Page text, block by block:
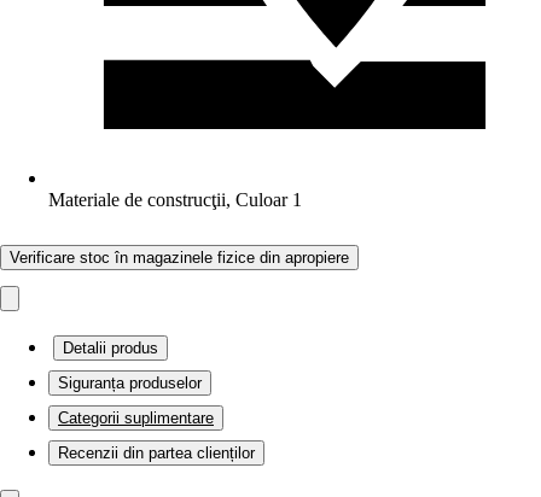
Materiale de construcţii, Culoar 1
Verificare stoc în magazinele fizice din apropiere
Detalii produs
Siguranța produselor
Categorii suplimentare
Recenzii din partea clienților